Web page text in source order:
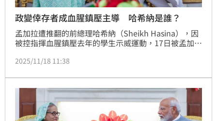
政變倖存者成血腥鎮壓主導 哈希納是誰？
孟加拉遭推翻的前總理哈希納（Sheikh Hasina），因
被控指揮血腥鎮壓去年的學生示威運動，17日被孟加拉
刑罰的領導人。
2025/11/18 11:38